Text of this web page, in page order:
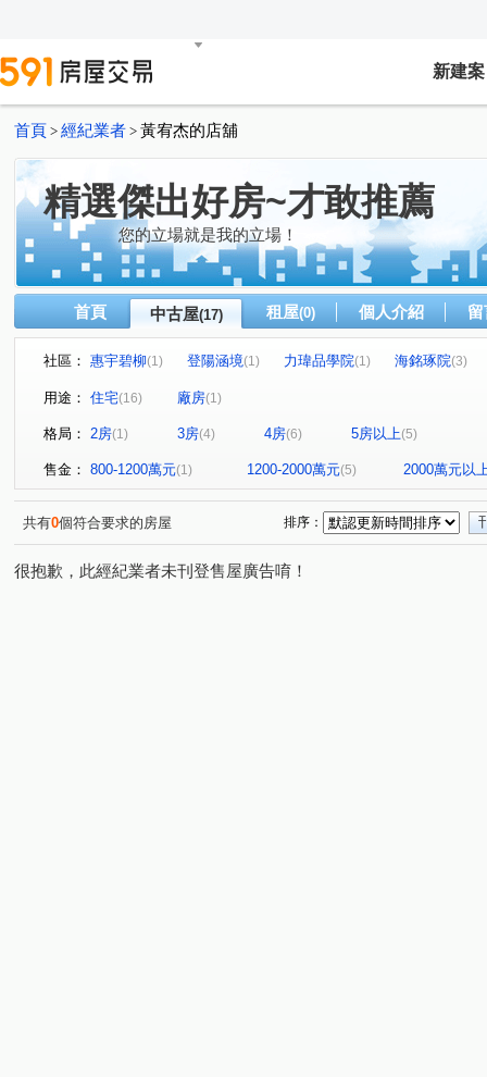
新建案
首頁 > 經紀業者 > 黃宥杰的店舖
精選傑出好房~才敢推薦
您的立場就是我的立場！
首頁 中古屋(17) 租屋(0) 個人介紹
社區： 惠宇碧柳(1) 登陽涵境(1) 力瑋品學院(1) 海銘琢院(3)
惠宇晴山 順天完全社區
敦化三街 崇德路三段 (1) 國強街 (1) 民族路三段
福田二街(1) 敦富十街 (1) 中山路一段(1) 熱河路二段(1)
北屯路(1) 山西路三段(1)
用途： 住宅(16) 廠房(1)
格局： 2房(1) 3房(4) 4房(6) 5房以上(5)
售金： 800-1200萬元(1) 1200-2000萬元(5) 2000萬元以
共有0個符合要求的房屋 排序：
很抱歉，此經紀業者未刊登售屋廣告唷！